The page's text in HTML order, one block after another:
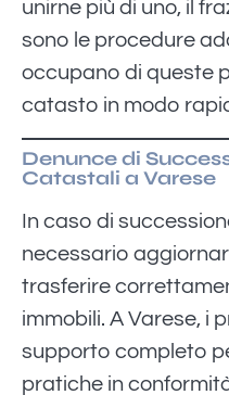
unirne più di uno, il
sono le procedure
occupano di queste
catasto in modo
Denunce di
Catastali a Varese
In caso di
necessario
trasferire
immobili. A Varese, i
supporto completo
pratiche in